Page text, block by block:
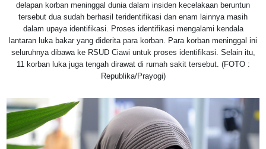
delapan korban meninggal dunia dalam insiden kecelakaan beruntun
tersebut dua sudah berhasil teridentifikasi dan enam lainnya masih
dalam upaya identifikasi. Proses identifikasi mengalami kendala
lantaran luka bakar yang diderita para korban. Para korban meninggal ini
seluruhnya dibawa ke RSUD Ciawi untuk proses identifikasi. Selain itu,
11 korban luka juga tengah dirawat di rumah sakit tersebut. (FOTO :
Republika/Prayogi)